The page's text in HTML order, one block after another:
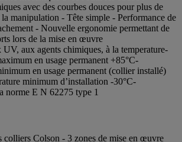
avec des courbes douces pour plus de
manipulation - Tête simple - Performance de
- Nouvelle ergonomie permettant de
lors de la mise en œuvre
UV, aux agents chimiques, à la temperature-
en usage permanent +85°C-
en usage permanent (collier installé)
minimum d’installation -30°C-
norme E N 62275 type 1
colliers Colson - 3 zones de mise en œuvre